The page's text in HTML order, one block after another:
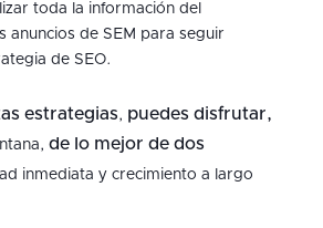
toda la información del
anuncios de SEM para seguir
de SEO.
estrategias, puedes disfrutar,
de lo mejor de dos
inmediata y crecimiento a largo